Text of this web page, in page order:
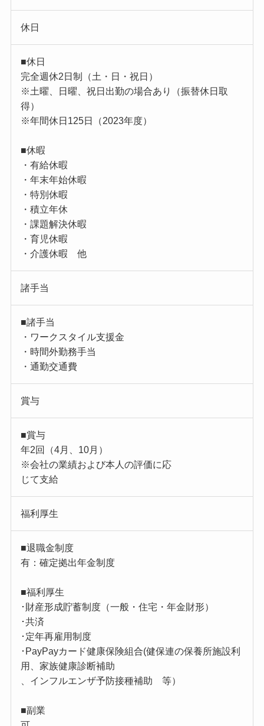
休日
■休日
完全週休2日制（土・日・祝日）
※土曜、日曜、祝日出勤の場合あり（振替休日取
得）
※年間休日125日（2023年度）
■休暇
・有給休暇
・年末年始休暇
・特別休暇
・積立年休
・課題解決休暇
・育児休暇
・介護休暇 他
諸手当
■諸手当
・ワークスタイル支援金
・時間外勤務手当
・通勤交通費
賞与
■賞与
年2回（4月、10月）
※会社の業績および本人の評価に応
じて支給
福利厚生
■退職金制度
有：確定拠出年金制度
■福利厚生
･財産形成貯蓄制度（一般・住宅・年金財形）
･共済
･定年再雇用制度
･PayPayカード健康保険組合(健保連の保養所施設利
用、家族健康診断補助
、インフルエンザ予防接種補助 等）
■副業